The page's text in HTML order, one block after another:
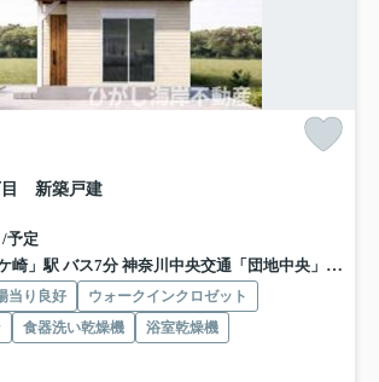
目 新築戸建
予定
」駅 バス7分 神奈川中央交通「団地中央」 停歩4分
当り良好
ウォークインクロゼット
食器洗い乾燥機
浴室乾燥機